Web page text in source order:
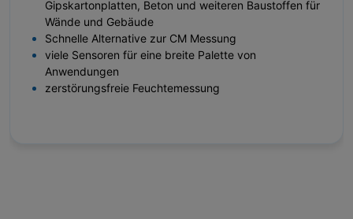
Gipskartonplatten, Beton und weiteren Baustoffen für
Wände und Gebäude
Schnelle Alternative zur CM Messung
viele Sensoren für eine breite Palette von
Anwendungen
zerstörungsfreie Feuchtemessung